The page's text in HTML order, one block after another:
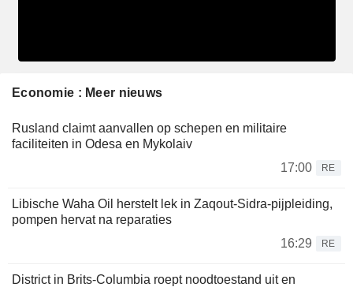
Economie : Meer nieuws
Rusland claimt aanvallen op schepen en militaire
faciliteiten in Odesa en Mykolaiv
17:00
RE
Libische Waha Oil herstelt lek in Zaqout-Sidra-pijpleiding,
pompen hervat na reparaties
16:29
RE
District in Brits-Columbia roept noodtoestand uit en